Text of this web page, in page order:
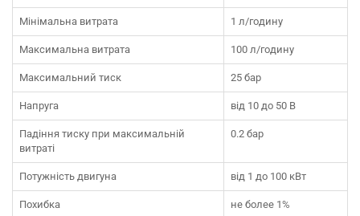
Мінімальна витрата 1 л/годину
Максимальна витрата 100 л/годину
Максимальний тиск 25 бар
Напруга від 10 до 50 В
Падіння тиску при максимальній
витраті
0.2 бар
Потужність двигуна від 1 до 100 кВт
Похибка не более 1%